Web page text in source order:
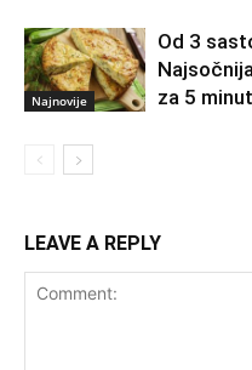
Najnovije
Od 3
za 5
LEAVE A REPLY